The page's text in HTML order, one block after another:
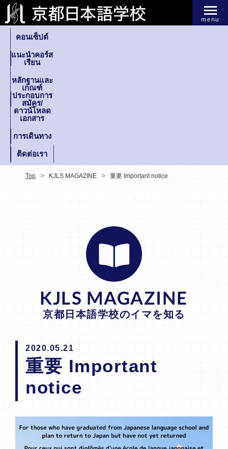
menu
คอนเซ็ปต์
แนะนำคอร์ส
เรียน
หลักฐานและ
เกณฑ์
ประกอบการ
สมัคร/
ดาวน์โหลด
เอกสาร
การเดินทาง
ติดต่อเรา
Top KJLS MAGAZINE 重要 Important notice
KJLS MAGAZINE
京都日本語学校のイマを知る
2020.05.21
重要 Important
notice